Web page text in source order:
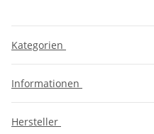
Kategorien
Informationen
Hersteller